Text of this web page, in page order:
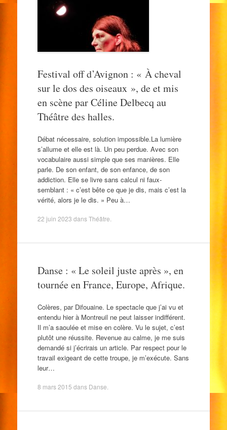
Festival off d’Avignon : « À cheval
sur le dos des oiseaux », de et mis
en scène par Céline Delbecq au
Théâtre des halles.
Débat nécessaire, solution impossible.La lumière
s’allume et elle est là. Un peu perdue. Avec son
vocabulaire aussi simple que ses manières. Elle
parle. De son enfant, de son enfance, de son
addiction. Elle se livre sans calcul ni faux-
semblant : « c’est bête ce que je dis, mais c’est la
vérité, alors je le dis. » Peu à…
22 juin 2023 dansThéâtre
Danse : « Le soleil juste après », en
tournée en France, Europe, Afrique.
Colères, par Difouaine. Le spectacle que j’ai vu et
entendu hier à Montreuil ne peut laisser indifférent.
Il m’a saoulée et mise en colère. Vu le sujet, c’est
plutôt une réussite. Revenue au calme, je me suis
demandé si j’écrirais un article. Par respect pour le
travail exigeant de cette troupe, je m’exécute. Sans
leur…
8 mars 2015 dans Danse